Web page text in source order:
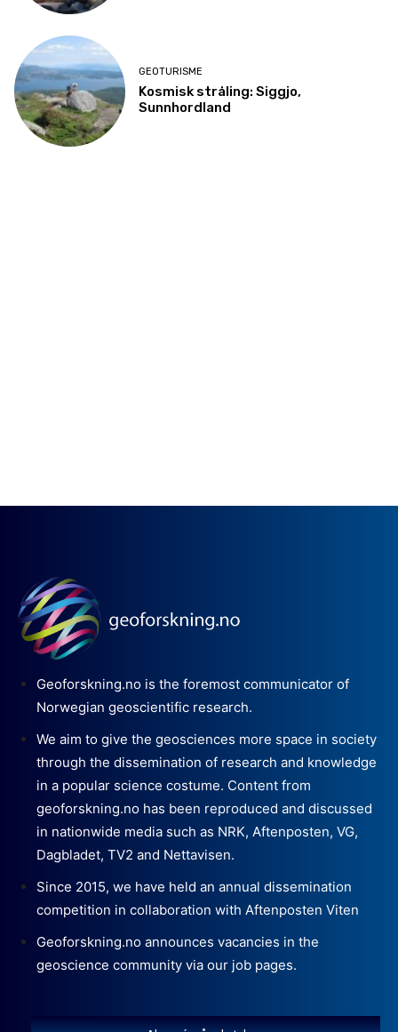
Geoforskning.no is the foremost communicator of
Norwegian geoscientific research.
We aim to give the geosciences more space in society
through the dissemination of research and knowledge
in a popular science costume. Content from
geoforskning.no has been reproduced and discussed
in nationwide media such as NRK, Aftenposten, VG,
Dagbladet, TV2 and Nettavisen.
Since 2015, we have held an annual dissemination
competition in collaboration with Aftenposten Viten
Geoforskning.no announces vacancies in the
geoscience community via our job pages.